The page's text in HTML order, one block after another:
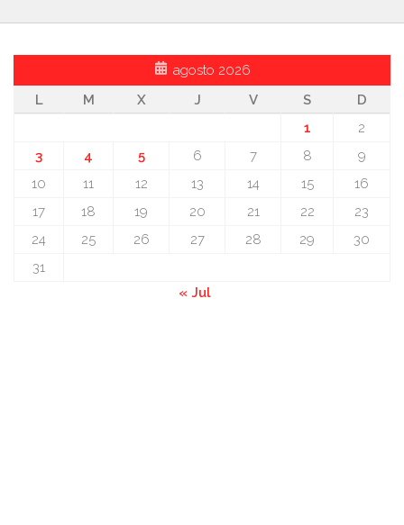
agosto 2026
L
M X J V S
D
1
2
3
4 5 6 7 8
9
10
11 12 13 14 15
16
17
18 19 20 21 22
23
24
25 26 27 28 29
30
31
« Jul